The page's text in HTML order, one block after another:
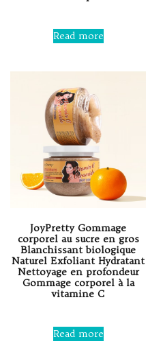
0
out
Read more
JoyPretty Gommage
corporel au sucre en gros
Blanchissant biologique
Naturel Exfoliant Hydratant
Nettoyage en profondeur
Gommage corporel à la
vitamine C
0
out
Read more